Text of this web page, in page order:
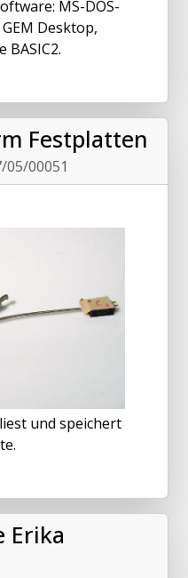
MS-DOS-
Desktop,
BASIC2.
Festplatten
05/00051
und speichert
Erika